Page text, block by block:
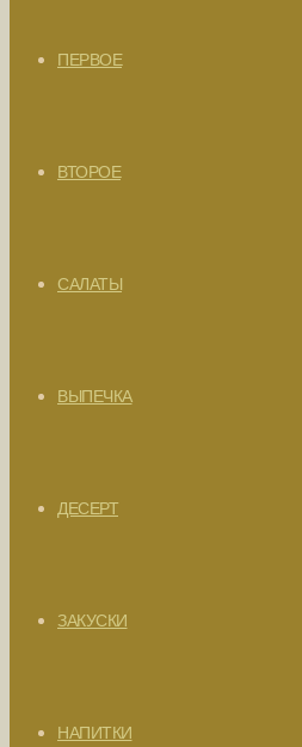
ПЕРВОЕ
ВТОРОЕ
САЛАТЫ
ВЫПЕЧКА
ДЕСЕРТ
ЗАКУСКИ
НАПИТКИ